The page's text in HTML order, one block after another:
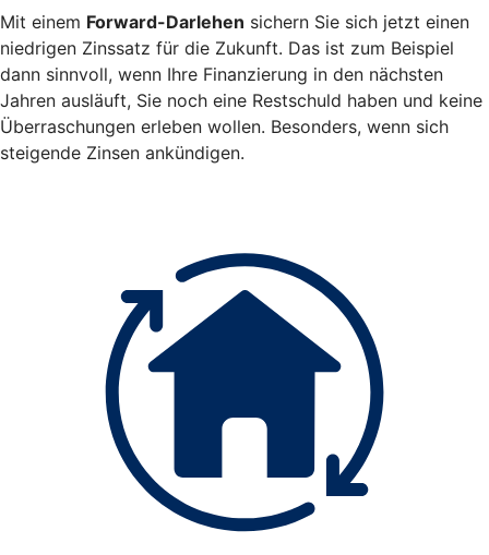
Mit einem Forward-Darlehen sichern Sie sich jetzt einen
niedrigen Zinssatz für die Zukunft. Das ist zum Beispiel
dann sinnvoll, wenn Ihre Finanzierung in den nächsten
Jahren ausläuft, Sie noch eine Restschuld haben und keine
Überraschungen erleben wollen. Besonders, wenn sich
steigende Zinsen ankündigen.